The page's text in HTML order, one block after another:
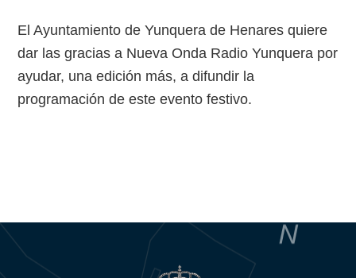
El Ayuntamiento de Yunquera de Henares quiere
dar las gracias a Nueva Onda Radio Yunquera por
ayudar, una edición más, a difundir la
programación de este evento festivo.